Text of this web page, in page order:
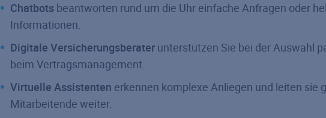
Chatbots beantworten rund um die Uhr einfache Anfragen oder
Informationen.
Digitale Versicherungsberater unterstützen Sie bei der Auswahl
beim Vertragsmanagement.
Virtuelle Assistenten erkennen komplexe Anliegen und leiten sie
Mitarbeitende weiter.